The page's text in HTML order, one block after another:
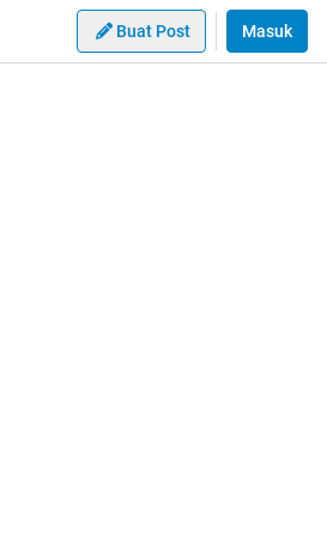
Buat Post Masuk